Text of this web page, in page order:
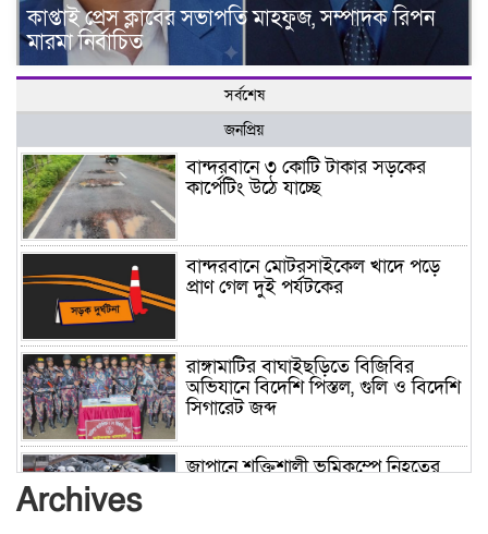
কাপ্তাই প্রেস ক্লাবের সভাপতি মাহফুজ, সম্পাদক রিপন
মারমা নির্বাচিত
সর্বশেষ
জনপ্রিয়
বান্দরবানে ৩ কোটি টাকার সড়কের
কার্পেটিং উঠে যাচ্ছে
বান্দরবানে মোটরসাইকেল খাদে পড়ে
প্রাণ গেল দুই পর্যটকের
রাঙ্গামাটির বাঘাইছড়িতে বিজিবির
অভিযানে বিদেশি পিস্তল, গুলি ও বিদেশি
সিগারেট জব্দ
জাপানে শক্তিশালী ভূমিকম্পে নিহতের
Archives